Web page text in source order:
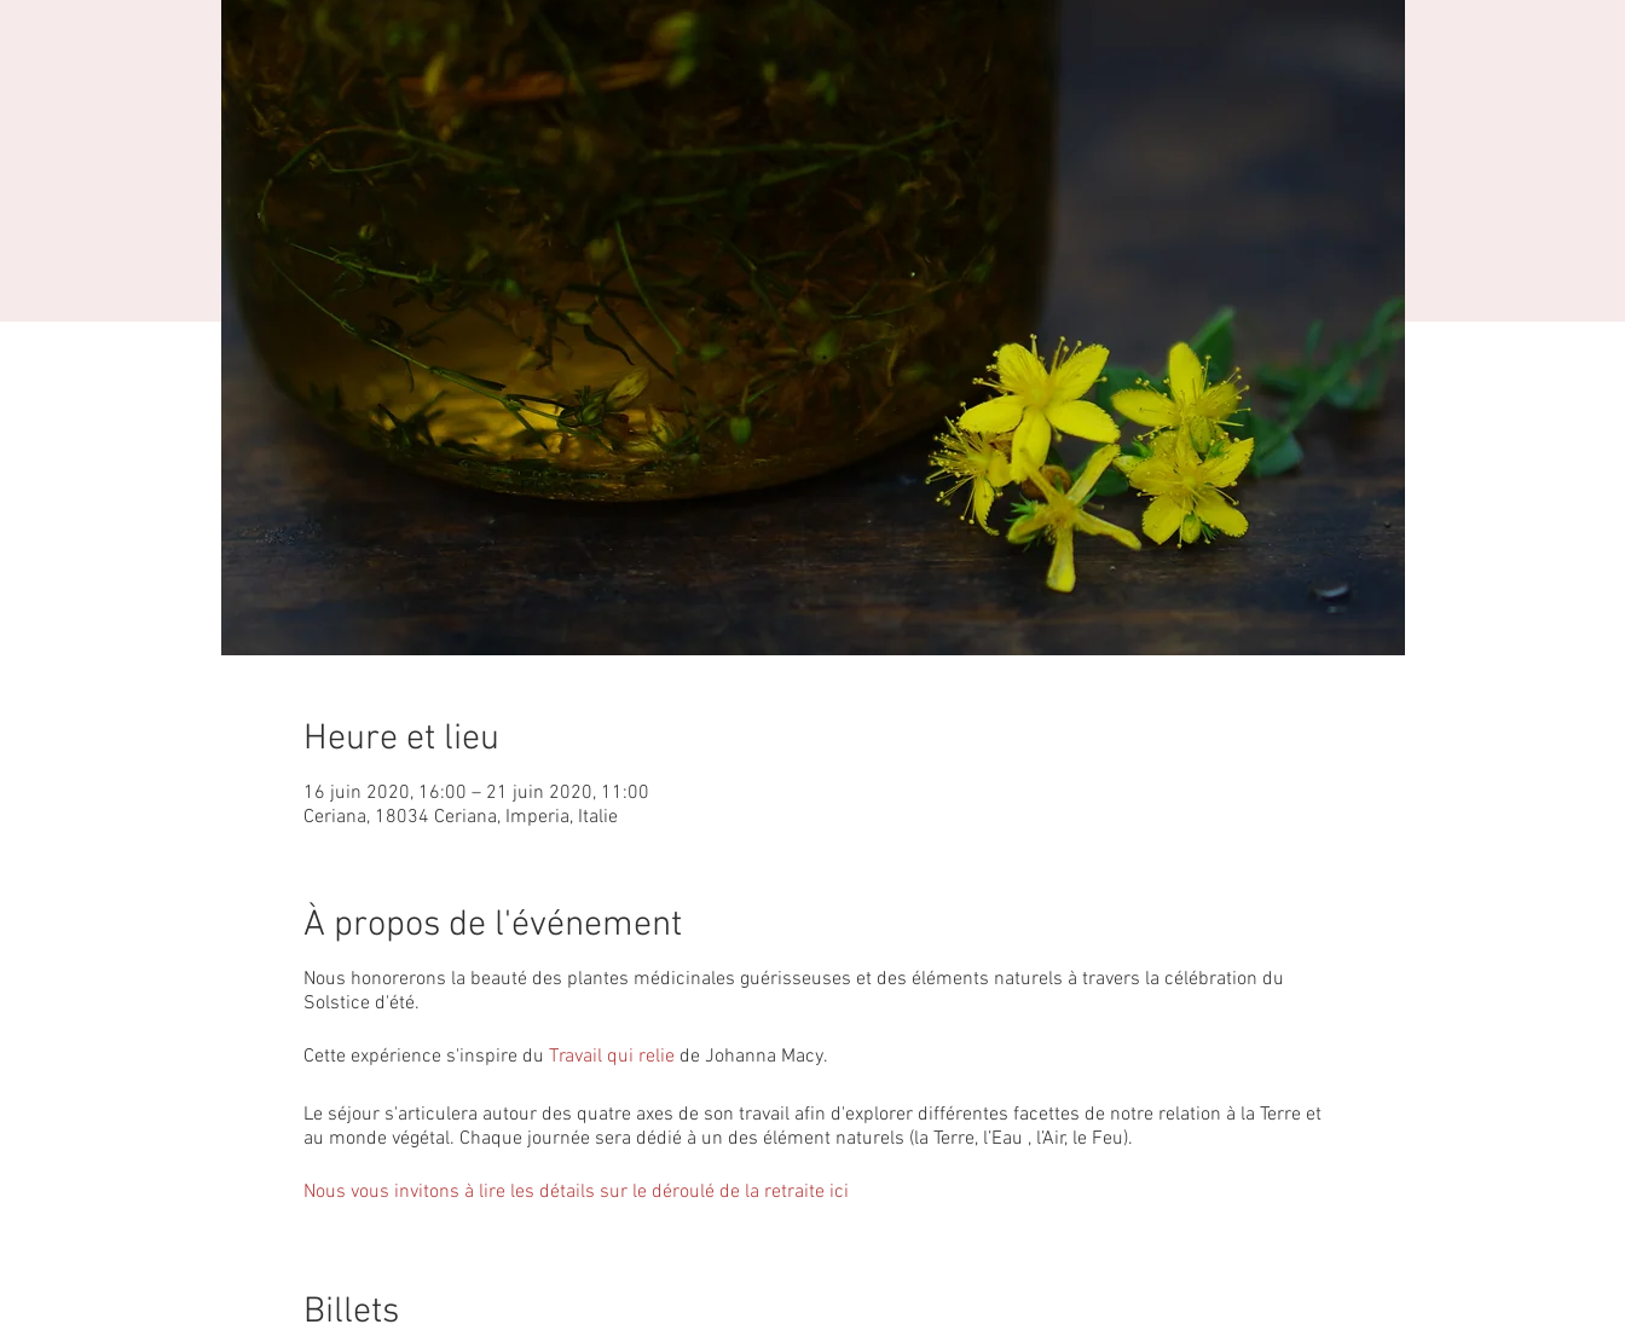
Heure et lieu
16 juin 2020, 16:00 – 21 juin 2020, 11:00
Ceriana, 18034 Ceriana, Imperia, Italie
À propos de l'événement
Nous honorerons la beauté des plantes médicinales guérisseuses et des éléments naturels à travers la célébration du
Solstice d'été.
Cette expérience s'inspire du Travail qui relie de Johanna Macy.
Le séjour s'articulera autour des quatre axes de son travail afin d'explorer différentes facettes de notre relation à la Terre et
au monde végétal. Chaque journée sera dédié à un des élément naturels (la Terre, l’Eau , l’Air, le Feu).
Nous vous invitons à lire les détails sur le déroulé de la retraite ici
- les vertus médicinales des plantes sauvages du Solstice d'été.
Billets